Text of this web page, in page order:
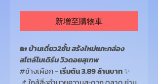
新增至購物車
🏡บ้านเดี่ยว2ชั้น สร้งใหม่แกะกล่อง
สไตล์โมเดิร์น วิวดอยสุเทพ
#ช้างเผือก -เริ่มต้น 3.89 ล้านบาท✨